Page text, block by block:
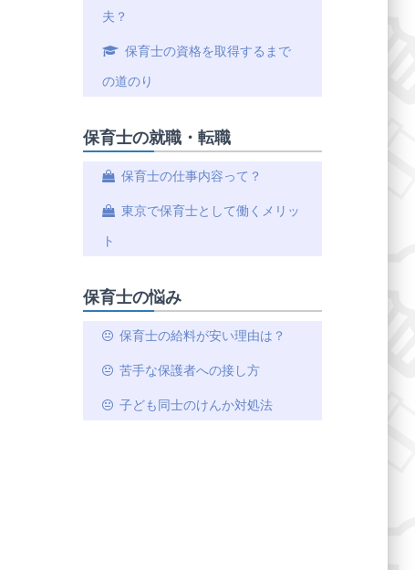
夫？
保育士の資格を取得するまで
の道のり
保育士の就職・転職
保育士の仕事内容って？
東京で保育士として働くメリッ
ト
保育士の悩み
保育士の給料が安い理由は？
苦手な保護者への接し方
子ども同士のけんか対処法